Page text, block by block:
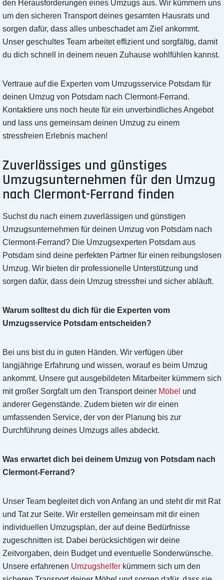
den Herausforderungen eines Umzugs aus. Wir kümmern uns
um den sicheren Transport deines gesamten Hausrats und
sorgen dafür, dass alles unbeschadet am Ziel ankommt.
Unser geschultes Team arbeitet effizient und sorgfältig, damit
du dich schnell in deinem neuen Zuhause wohlfühlen kannst.
Vertraue auf die Experten vom Umzugsservice Potsdam für
deinen Umzug von Potsdam nach Clermont-Ferrand.
Kontaktiere uns noch heute für ein unverbindliches Angebot
und lass uns gemeinsam deinen Umzug zu einem
stressfreien Erlebnis machen!
Zuverlässiges und günstiges
Umzugsunternehmen für den Umzug
nach Clermont-Ferrand finden
Suchst du nach einem zuverlässigen und günstigen
Umzugsunternehmen für deinen Umzug von Potsdam nach
Clermont-Ferrand? Die Umzugsexperten Potsdam aus
Potsdam sind deine perfekten Partner für einen reibungslosen
Umzug. Wir bieten dir professionelle Unterstützung und
sorgen dafür, dass dein Umzug stressfrei und sicher abläuft.
Warum solltest du dich für die Experten vom
Umzugsservice Potsdam entscheiden?
Bei uns bist du in guten Händen. Wir verfügen über
langjährige Erfahrung und wissen, worauf es beim Umzug
ankommt. Unsere gut ausgebildeten Mitarbeiter kümmern sich
mit großer Sorgfalt um den Transport deiner Möbel und
anderer Gegenstände. Zudem bieten wir dir einen
umfassenden Service, der von der Planung bis zur
Durchführung deines Umzugs alles abdeckt.
Was erwartet dich bei deinem Umzug von Potsdam nach
Clermont-Ferrand?
Unser Team begleitet dich von Anfang an und steht dir mit Rat
und Tat zur Seite. Wir erstellen gemeinsam mit dir einen
individuellen Umzugsplan, der auf deine Bedürfnisse
zugeschnitten ist. Dabei berücksichtigen wir deine
Zeitvorgaben, dein Budget und eventuelle Sonderwünsche.
Unsere erfahrenen Umzugshelfer kümmern sich um den